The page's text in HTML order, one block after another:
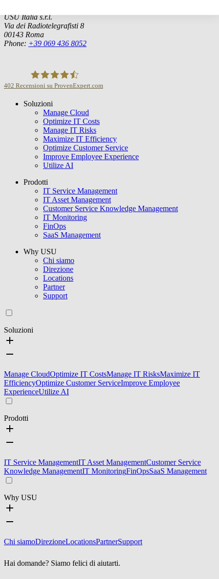
USU Italia s.r.l.
Via dei Radiotelegrafisti 8
00143 Roma
Phone: +39 069 436 8052
USU GmbH
402 Recensioni su ProvenExpert.com
Soluzioni
Manage Cloud
Optimize IT Costs
Manage IT Risks
Maximize IT Efficiency
Optimize Customer Service
Improve Employee Experience
Utilize AI
Prodotti
IT Service Management
IT Asset Management
Customer Service Knowledge Management
IT Monitoring
FinOps
SaaS Management
Why USU
Chi siamo
Direzione
Locations
Partner
Support
Soluzioni
Manage CloudOptimize IT CostsManage IT RisksMaximize IT
EfficiencyOptimize Customer ServiceImprove Employee
ExperienceUtilize AI
Prodotti
IT Service ManagementIT Asset ManagementCustomer Service
Knowledge ManagementIT MonitoringFinOpsSaaS Management
Why USU
Chi siamoDirezioneLocationsPartnerSupport
Hai domande? Siamo felici di aiutarti.